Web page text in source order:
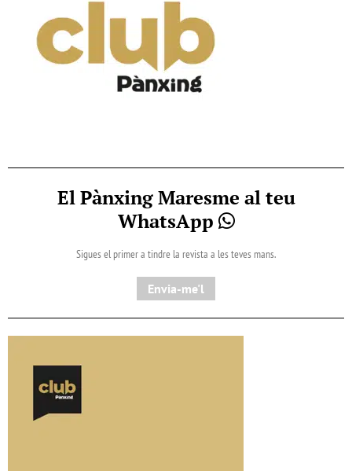
El Pànxing Maresme al teu
WhatsApp
Sigues el primer a tindre la revista a les teves mans.
Envia-me'l